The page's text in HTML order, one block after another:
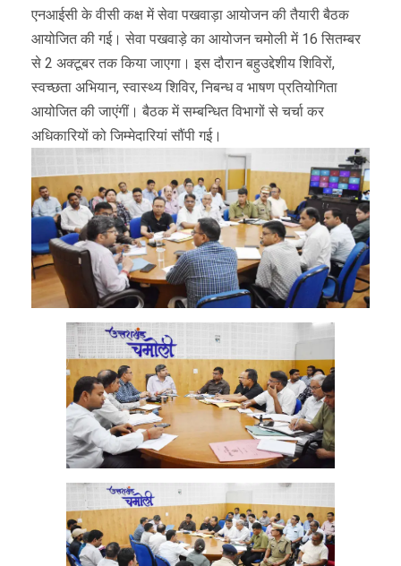
एनआईसी के वीसी कक्ष में सेवा पखवाड़ा आयोजन की तैयारी बैठक
आयोजित की गई। सेवा पखवाड़े का आयोजन चमोली में 16 सितम्बर
से 2 अक्टूबर तक किया जाएगा। इस दौरान बहुउद्देशीय शिविरों,
स्वच्छता अभियान, स्वास्थ्य शिविर, निबन्ध व भाषण प्रतियोगिता
आयोजित की जाएंगीं। बैठक में सम्बन्धित विभागों से चर्चा कर
अधिकारियों को जिम्मेदारियां सौंपी गई।